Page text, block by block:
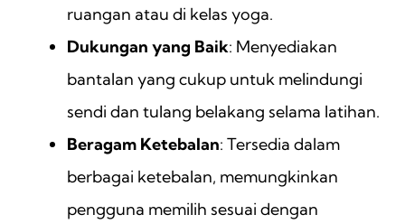
ruangan atau di kelas yoga.
Dukungan yang Baik: Menyediakan
bantalan yang cukup untuk melindungi
sendi dan tulang belakang selama latihan.
Beragam Ketebalan: Tersedia dalam
berbagai ketebalan, memungkinkan
pengguna memilih sesuai dengan